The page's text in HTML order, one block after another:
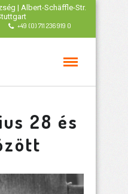
| Albert-Schäffle-Str.
+49 (0) 711 236 919 0
28 és